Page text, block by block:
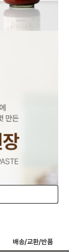
배송/교환/반품